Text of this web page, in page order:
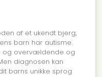
af et ukendt bjerg,
barn har autisme.
og overvældende og
diagnosen kan
barns unikke sprog